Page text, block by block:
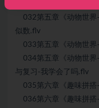
032第五章《动物世界
似数.flv
033第五章《动物世界
034第五章《动物世界
与复习-我学会了吗.flv
035第六章《趣味拼搭
036第六章《趣味拼搭